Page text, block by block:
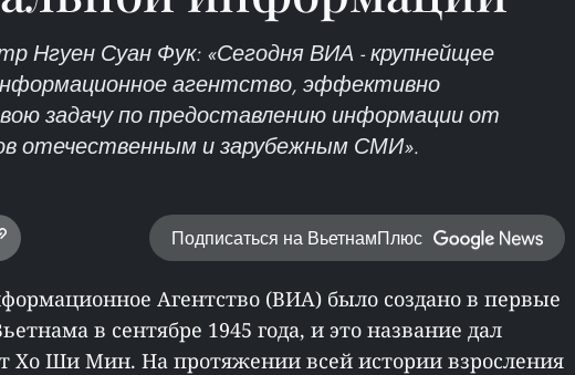
Нгуен Суан Фук: «Сегодня ВИА - крупнейщее
агентство, эффективно
задачу по предоставлению информации от
отечественным и зарубежным СМИ».
Подписаться на ВьетнамПлюс
Агентство (ВИА) было создано в первые
в сентябре 1945 года, и это название дал
Хо Ши Мин. На протяжении всей истории взросления